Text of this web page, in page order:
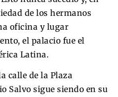
de los hermanos
oficina y lugar
el palacio fue el
Latina.
calle de la Plaza
Salvo sigue siendo en su